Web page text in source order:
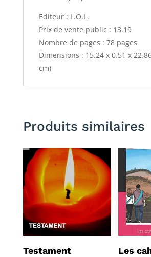
Editeur : L.O.L.
Prix de vente public : 13.19
Nombre de pages : 78 pages
Dimensions : 15.24 x 0.51 x
cm)
Produits similaires
Testament
Les